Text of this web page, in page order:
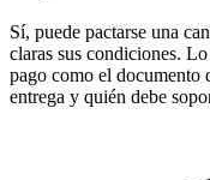
Sí, puede pactarse una
claras sus condiciones.
pago como el documento
entrega y quién debe